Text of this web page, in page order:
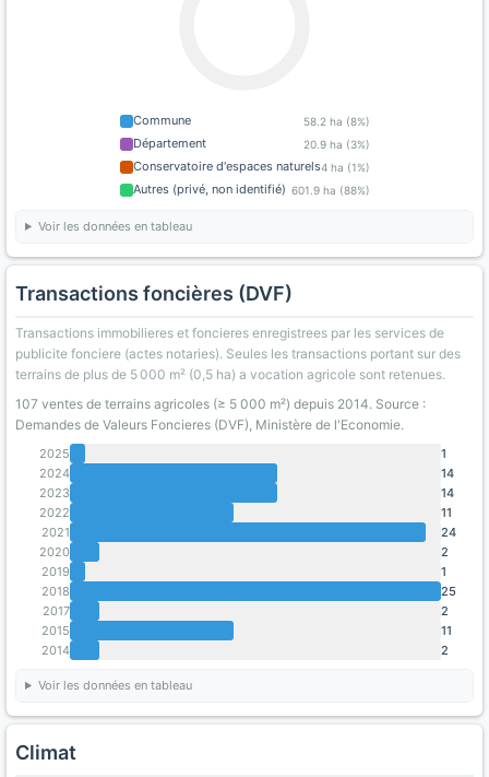
Commune 58.2 ha (8%)
Département 20.9 ha (3%)
Conservatoire d'espaces naturels4 ha (1%)
Autres (privé, non identifié) 601.9 ha (88%)
Voir les données en tableau
Transactions foncières (DVF)
Transactions immobilieres et foncieres enregistrees par les services de
publicite fonciere (actes notaries). Seules les transactions portant sur des
terrains de plus de 5 000 m² (0,5 ha) a vocation agricole sont retenues.
107 ventes de terrains agricoles (≥ 5 000 m²) depuis 2014. Source :
Demandes de Valeurs Foncieres (DVF), Ministère de l'Economie.
2025
1
2024
14
2023
14
2022
11
2021
24
2020
2
2019
1
2018
25
2017
2
2015
11
2014
2
Voir les données en tableau
Climat